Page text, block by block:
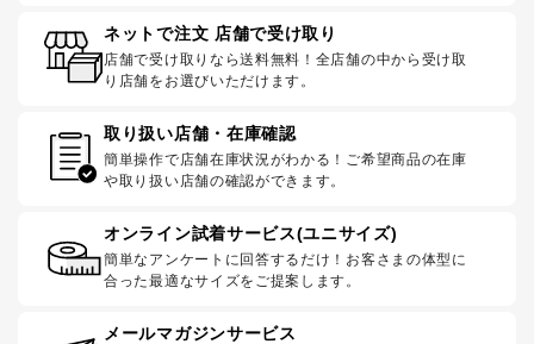
ネットで注文 店舗で受け取り
店舗で受け取りなら送料無料！全店舗の中から受け取
り店舗をお選びいただけます。
取り扱い店舗・在庫確認
簡単操作で店舗在庫状況がわかる！ご希望商品の在庫
や取り扱い店舗の確認ができます。
オンライン試着サービス(ユニサイズ)
簡単なアンケートに回答するだけ！お客さまの体型に
合った最適なサイズをご提案します。
メールマガジンサービス